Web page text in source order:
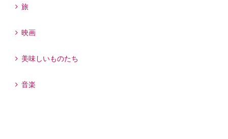
旅
映画
美味しいものたち
音楽